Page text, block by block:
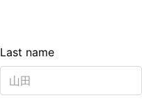
Last name